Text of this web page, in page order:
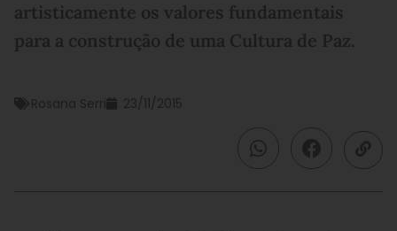
artisticamente os valores fundamentais
para a construção de uma Cultura de Paz.
Rosana Serri 23/11/2015